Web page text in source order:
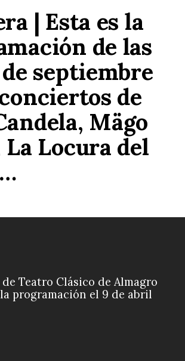
| Esta es la
de las
septiembre
de
Mägo
La Locura del
Teatro Clásico de Almagro
programación el 9 de abril